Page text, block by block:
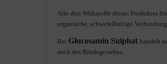
Alle drei Wirkstoffe dieses Produktes
organische, schwefelhaltige
Bei Glucosamin Sulphat handelt
auch des Bindegewebes.